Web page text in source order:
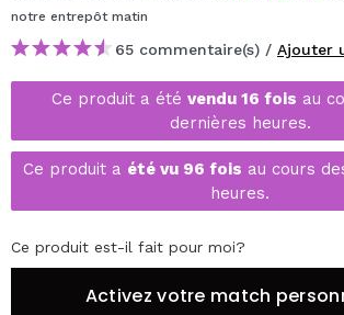
notre entrepôt matin
65 commentaire(s) / Ajouter
Ce produit a été vendu 16 fois au
dernières heures.
Ce produit a été vu 96 fois au cours
heures.
Ce produit est-il fait pour moi?
Activez votre match